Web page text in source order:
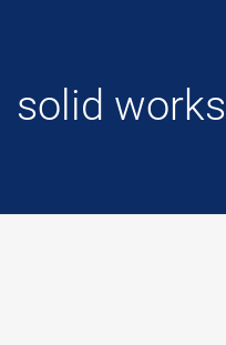
solid works